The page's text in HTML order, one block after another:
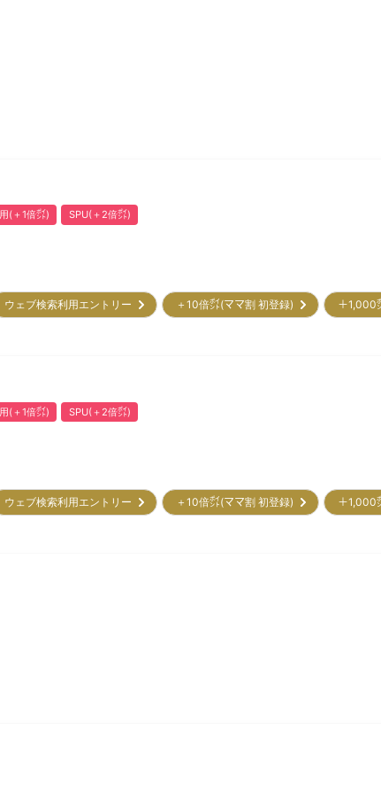
(＋1倍㌽) SPU(＋2倍㌽)
ウェブ検索利用エントリー ＋10倍㌽(ママ割 初登録) ＋1,000
(＋1倍㌽) SPU(＋2倍㌽)
ウェブ検索利用エントリー ＋10倍㌽(ママ割 初登録) ＋1,000